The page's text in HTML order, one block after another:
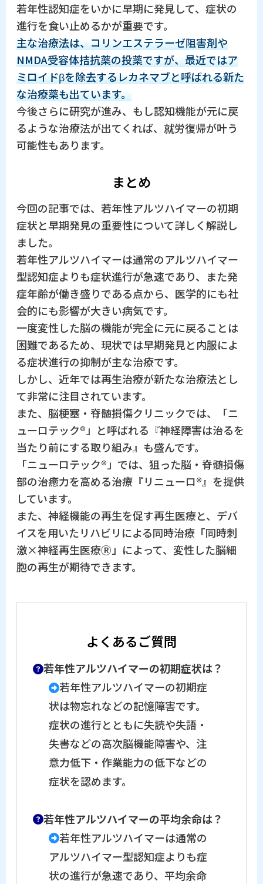
若年性認知症をいかに早期に発見して、症状の
進行を食い止めるかが重要です。
主な治療法は、コリンエステラーゼ阻害剤や
NMDA受容体拮抗薬の投薬ですが、最近ではア
ミロイドβを除去するレカネマブと呼ばれる新た
な治療薬も出ています。
今後さらに研究が進み、もし認知機能が元に戻
るような治療法が出てくれば、就労復帰が叶う
可能性もあります。
まとめ
今回の記事では、若年性アルツハイマーの初期
症状と早期発見の重要性について詳しく解説し
ました。
若年性アルツハイマーは通常のアルツハイマー
型認知症よりも症状進行が急速であり、また発
症年齢が働き盛りである点から、医学的にも社
会的にも影響が大きい病気です。
一度変性した脳の機能が完全に元に戻ることは
困難であるため、現状では早期発見と内服によ
る症状進行の抑制が主な治療です。
しかし、近年では再生治療が新たな治療法とし
て非常に注目されています。
また、脳梗塞・脊髄損傷クリニックでは、「ニ
ューロテック®」と呼ばれる『神経障害は治るを
当たり前にする取り組み』も盛んです。
「ニューロテック®」では、狙った脳・脊髄損傷
部の治癒力を高める治療『リニューロ®』を提供
しています。
また、神経機能の再生を促す再生医療と、デバ
イスを用いたリハビリによる同時治療「同時刺
激×神経再生医療Ⓡ」によって、変性した脳細
胞の再生が期待できます。
よくあるご質問
若年性アルツハイマーの初期症状は？
若年性アルツハイマーの初期症
状は物忘れなどの記憶障害です。
症状の進行とともに失読や失語・
失書などの高次脳機能障害や、注
意力低下・作業能力の低下などの
症状を認めます。
若年性アルツハイマーの平均余命は？
若年性アルツハイマーは通常の
アルツハイマー型認知症よりも症
状の進行が急速であり、平均余命